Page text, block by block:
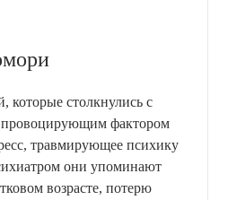
столкнулись с
фактором
травмирующее психику
они упоминают
возрасте, потерю